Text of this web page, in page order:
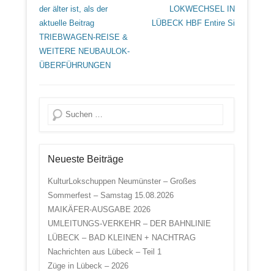
der älter ist, als der
aktuelle Beitrag
TRIEBWAGEN-REISE &
WEITERE NEUBAULOK-
ÜBERFÜHRUNGEN
LOKWECHSEL IN
LÜBECK HBF Entire Si
Suche
Neueste Beiträge
KulturLokschuppen Neumünster – Großes
Sommerfest – Samstag 15.08.2026
MAIKÄFER-AUSGABE 2026
UMLEITUNGS-VERKEHR – DER BAHNLINIE
LÜBECK – BAD KLEINEN + NACHTRAG
Nachrichten aus Lübeck – Teil 1
Züge in Lübeck – 2026